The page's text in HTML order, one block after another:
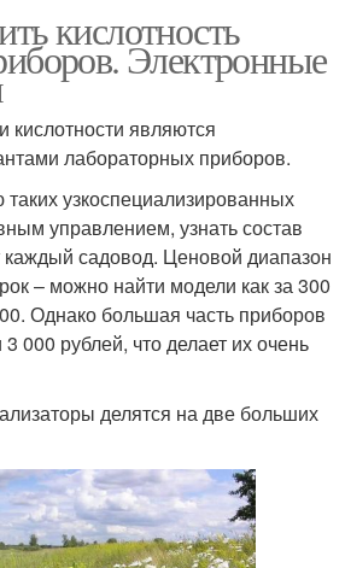
кислотность
Электронные
являются
лабораторных приборов.
узкоспециализированных
управлением, узнать состав
садовод. Ценовой диапазон
– можно найти модели как за 300
Однако большая часть приборов
000 рублей, что делает их очень
делятся на две больших